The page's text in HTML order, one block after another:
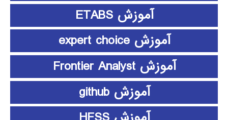
آموزش ETABS
آموزش expert choice
آموزش Frontier Analyst
آموزش github